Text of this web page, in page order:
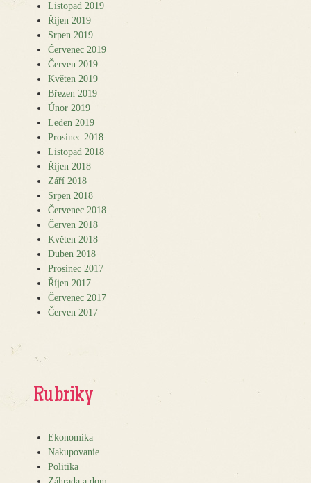
Listopad 2019
Říjen 2019
Srpen 2019
Červenec 2019
Červen 2019
Květen 2019
Březen 2019
Únor 2019
Leden 2019
Prosinec 2018
Listopad 2018
Říjen 2018
Září 2018
Srpen 2018
Červenec 2018
Červen 2018
Květen 2018
Duben 2018
Prosinec 2017
Říjen 2017
Červenec 2017
Červen 2017
Rubriky
Ekonomika
Nakupovanie
Politika